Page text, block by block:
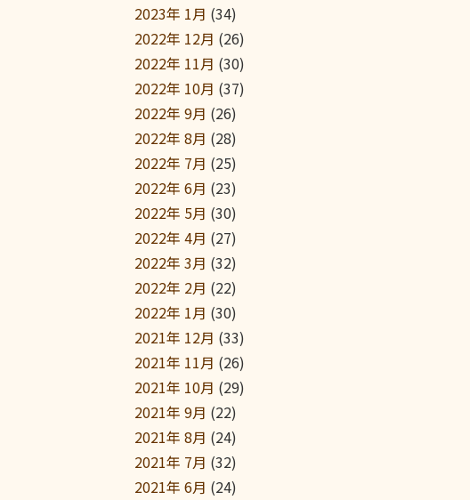
2023年 1月 (34)
2022年 12月 (26)
2022年 11月 (30)
2022年 10月 (37)
2022年 9月 (26)
2022年 8月 (28)
2022年 7月 (25)
2022年 6月 (23)
2022年 5月 (30)
2022年 4月 (27)
2022年 3月 (32)
2022年 2月 (22)
2022年 1月 (30)
2021年 12月 (33)
2021年 11月 (26)
2021年 10月 (29)
2021年 9月 (22)
2021年 8月 (24)
2021年 7月 (32)
2021年 6月 (24)